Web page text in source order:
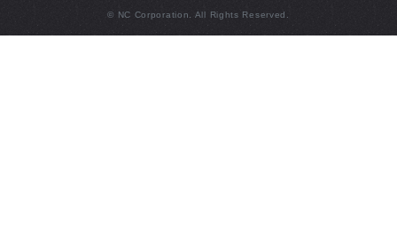
© NC Corporation. All Rights Reserved.